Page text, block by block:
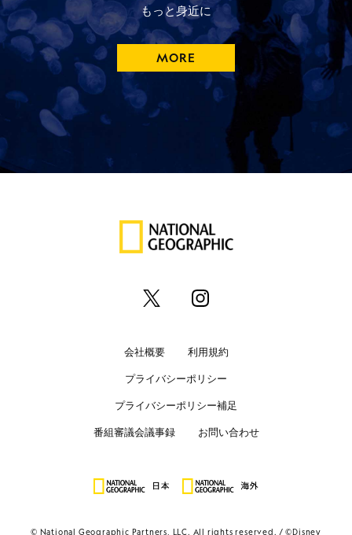
もっと身近に
MORE
会社概要 利用規約
プライバシーポリシー
プライバシーポリシー補足
番組審議会議事録 お問い合わせ
© National Geographic Partners, LLC. All rights reserved. ©Disney